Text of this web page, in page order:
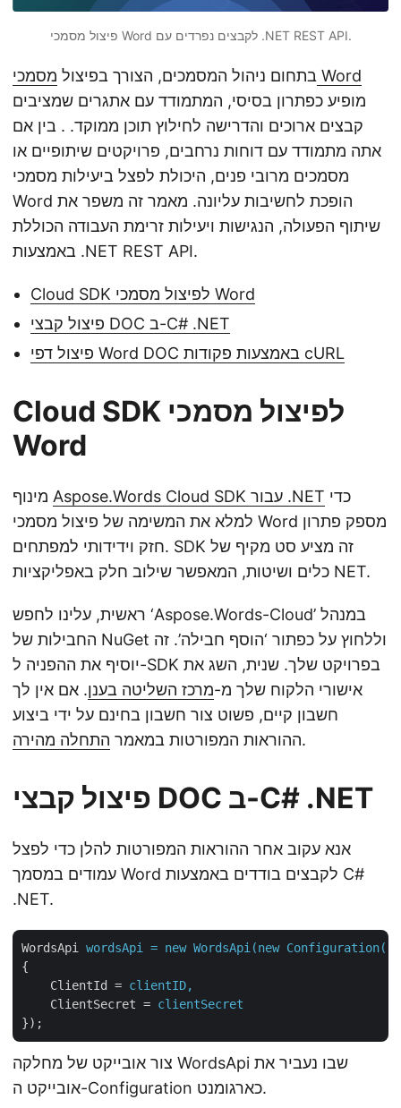
פיצול מסמכי Word לקבצים נפרדים עם .NET REST API.
בתחום ניהול המסמכים, הצורך בפיצול מסמכי Word
מופיע כפתרון בסיסי, המתמודד עם אתגרים שמציבים
קבצים ארוכים והדרישה לחילוץ תוכן ממוקד. . בין אם
אתה מתמודד עם דוחות נרחבים, פרויקטים שיתופיים או
מסמכים מרובי פנים, היכולת לפצל ביעילות מסמכי
Word הופכת לחשיבות עליונה. מאמר זה משפר את
שיתוף הפעולה, הנגישות ויעילות זרימת העבודה הכוללת
באמצעות .NET REST API.
Cloud SDK לפיצול מסמכי Word
פיצול קבצי DOC ב-C# .NET
פיצול דפי Word DOC באמצעות פקודות cURL
Cloud SDK לפיצול מסמכי
Word
Aspose.Words Cloud SDK עבור .NET
למלא את המשימה של פיצול מסמכי Word מספק פתרון
חזק וידידותי למפתחים. SDK זה מציע סט מקיף של
כלים ושיטות, המאפשר שילוב חלק באפליקציות NET.
ראשית, עלינו לחפש ‘Aspose.Words-Cloud’ במנהל
החבילות של NuGet וללחוץ על כפתור ‘הוסף חבילה’. זה
יוסיף את ההפניה ל-SDK בפרויקט שלך. שנית, השג את
אישורי הלקוח שלך מ-מרכז השליטה בענן. אם אין לך
חשבון קיים, פשוט צור חשבון בחינם על ידי ביצוע
ההוראות המפורטות במאמר התחלה מהירה .
פיצול קבצי DOC ב-C# .NET
אנא עקוב אחר ההוראות המפורטות להלן כדי לפצל
עמודים במסמך Word לקבצים בודדים באמצעות C#
.NET.
WordsApi
wordsApi = new WordsApi(new Configuration()
{
ClientId
= clientID,
ClientSecret = clientSecret
});
צור אובייקט של מחלקה WordsApi שבו נעביר את
אובייקט ה-Configuration כארגומנט.